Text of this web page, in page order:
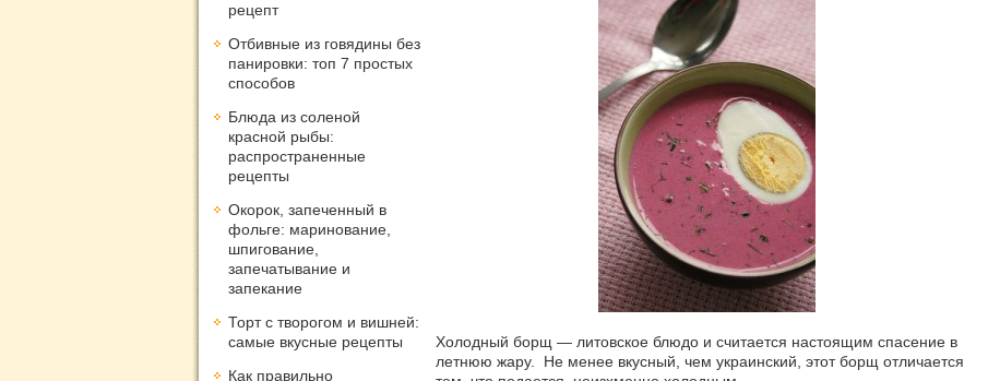
Холодный борщ — литовское блюдо и считается настоящим спасение в
летнюю жару. Не менее вкусный, чем украинский, этот борщ отличается
рецепт
Отбивные из говядины без
панировки: топ 7 простых
способов
Блюда из соленой
красной рыбы:
распространенные
рецепты
Окорок, запеченный в
фольге: маринование,
шпигование,
запечатывание и
запекание
Торт с творогом и вишней:
самые вкусные рецепты
Как правильно